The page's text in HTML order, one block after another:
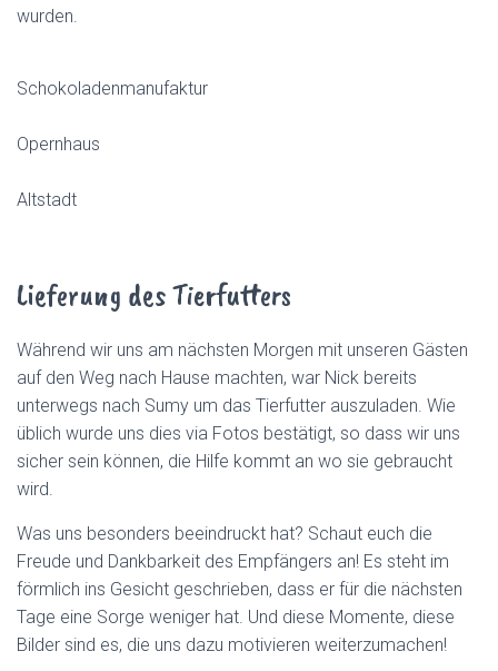
wurden.
Schokoladenmanufaktur
Opernhaus
Altstadt
Lieferung des Tierfutters
Während wir uns am nächsten Morgen mit unseren Gästen
auf den Weg nach Hause machten, war Nick bereits
unterwegs nach Sumy um das Tierfutter auszuladen. Wie
üblich wurde uns dies via Fotos bestätigt, so dass wir uns
sicher sein können, die Hilfe kommt an wo sie gebraucht
wird.
Was uns besonders beeindruckt hat? Schaut euch die
Freude und Dankbarkeit des Empfängers an! Es steht im
förmlich ins Gesicht geschrieben, dass er für die nächsten
Tage eine Sorge weniger hat. Und diese Momente, diese
Bilder sind es, die uns dazu motivieren weiterzumachen!